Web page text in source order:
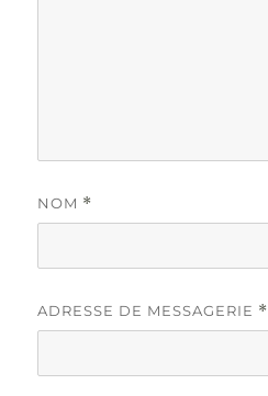
NOM *
ADRESSE DE MESSAGERIE *